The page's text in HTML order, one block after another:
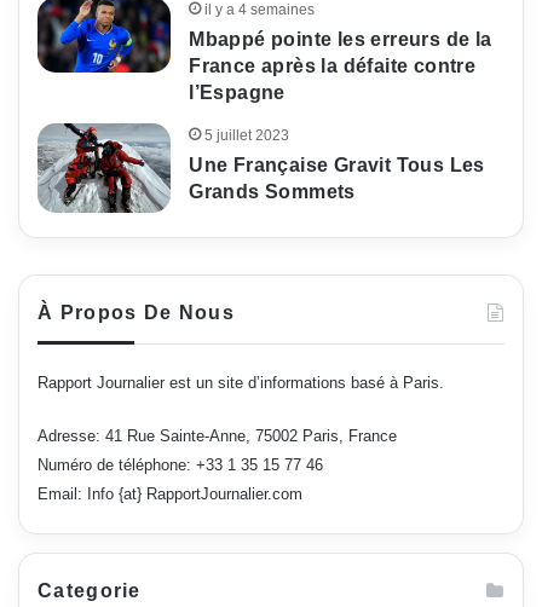
il y a 4 semaines
Mbappé pointe les erreurs de la
France après la défaite contre
l’Espagne
5 juillet 2023
Une Française Gravit Tous Les
Grands Sommets
À Propos De Nous
Rapport Journalier est un site d’informations basé à Paris.
Adresse: 41 Rue Sainte-Anne, 75002 Paris, France
Numéro de téléphone: +33 1 35 15 77 46
Email: Info {at} RapportJournalier.com
Categorie